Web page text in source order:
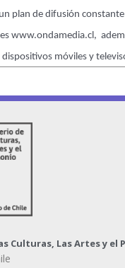
plan de difusión
www.ondamedia.cl,
dispositivos móviles y
Culturas, Las Artes y el